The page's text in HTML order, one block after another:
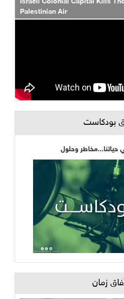
Israeli Colonial Capital Kills
Palestinian Air
بودكاست
حياتنا...مخاطر وحلول
زمان